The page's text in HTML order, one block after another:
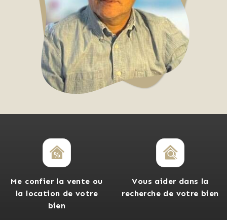
Me confier la vente ou
la location de votre
bien
Vous aider dans la
recherche de votre bien